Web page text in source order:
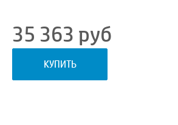
35 363 руб
КУПИТЬ